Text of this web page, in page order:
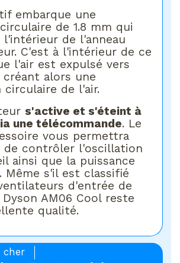
embarque une
de 1.8 mm qui
l'intérieur de l'anneau
C'est à l'intérieur de ce
l'air est expulsé vers
créant alors une
circulaire de l'air.
s'active et s'éteint à
une télécommande. Le
vous permettra
de contrôler l'oscillation
ainsi que la puissance
Même s'il est classifié
d'entrée de
AM06 Cool reste
qualité.
cher